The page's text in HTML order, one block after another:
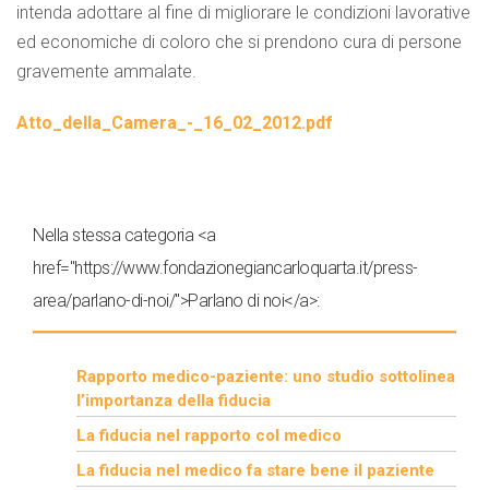
intenda adottare al fine di migliorare le condizioni lavorative
ed economiche di coloro che si prendono cura di persone
gravemente ammalate.
Atto_della_Camera_-_16_02_2012.pdf
Nella stessa categoria <a
href="https://www.fondazionegiancarloquarta.it/press-
area/parlano-di-noi/">Parlano di noi</a>:
Rapporto medico-paziente: uno studio sottolinea
l’importanza della fiducia
La fiducia nel rapporto col medico
La fiducia nel medico fa stare bene il paziente